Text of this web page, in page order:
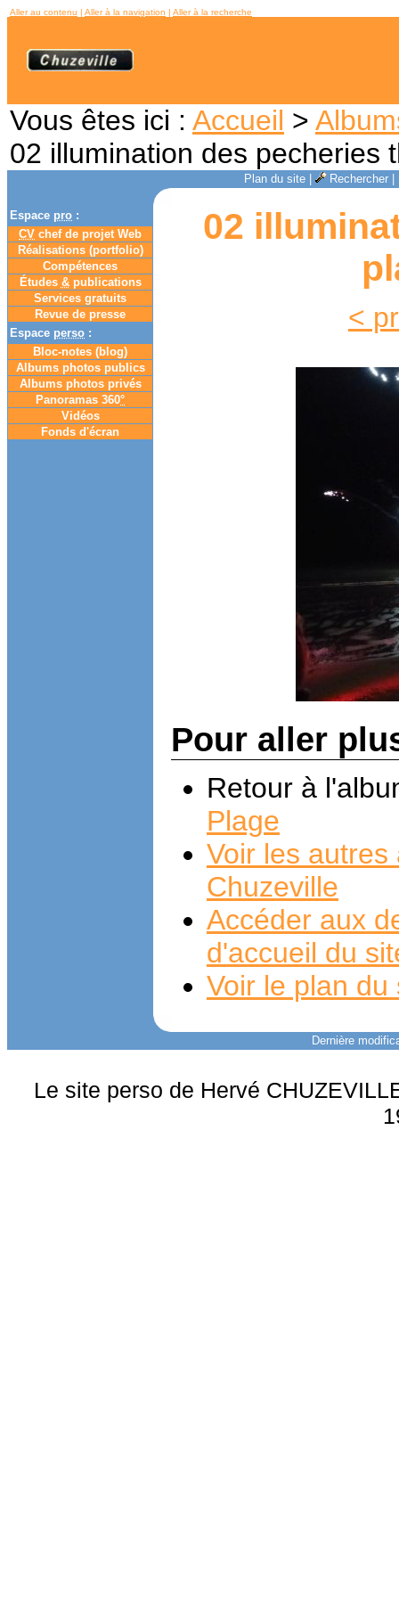
Aller au contenu | Aller à la navigation | Aller à la recherche
Vous êtes ici : Accueil >
02 illumination des pecheries
Plan du site| Rechercher|
Espace pro :
CV chef de projet Web
Réalisations (portfolio)
Compétences
Études &publications
Services gratuits
Revue de presse
Espace perso :
Bloc-notes (blog)
Albums photos publics
Albums photos privés
Panoramas 360°
Vidéos
Fonds d'écran
02
<
Pour aller
Retour à
Plage
Voir les
Chuzeville
Accéder aux
d'accueil du
Voir le plan du
Dernière
Le site perso de Hervé